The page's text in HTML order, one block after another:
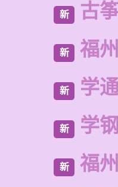
新 古
新 福
新 学
新 学
新 福